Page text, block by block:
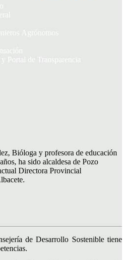
Agrónomos
Portal de Transparencia
Bióloga y profesora de educación
ha sido alcaldesa de Pozo
Directora Provincial
de Desarrollo Sostenible tiene